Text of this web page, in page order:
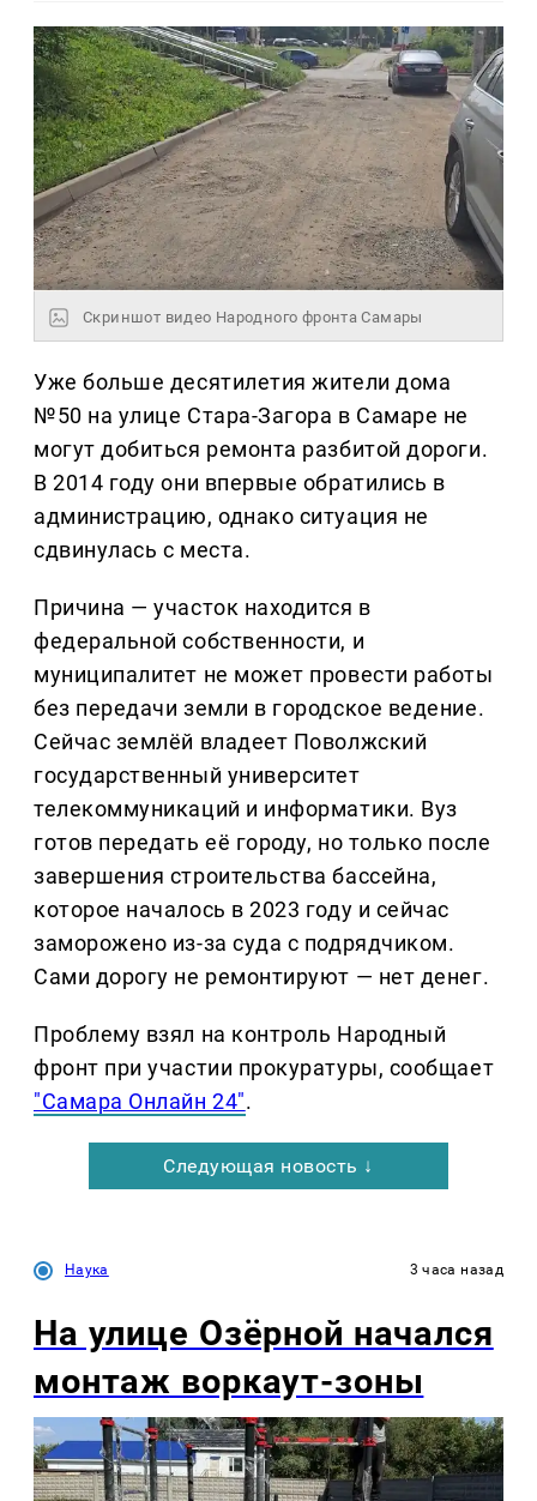
Скриншот видео Народного фронта Самары
Уже больше десятилетия жители дома
№50 на улице Стара-Загора в Самаре не
могут добиться ремонта разбитой дороги.
В 2014 году они впервые обратились в
администрацию, однако ситуация не
сдвинулась с места.
Причина — участок находится в
федеральной собственности, и
муниципалитет не может провести работы
без передачи земли в городское ведение.
Сейчас землёй владеет Поволжский
государственный университет
телекоммуникаций и информатики. Вуз
готов передать её городу, но только после
завершения строительства бассейна,
которое началось в 2023 году и сейчас
заморожено из-за суда с подрядчиком.
Сами дорогу не ремонтируют — нет денег.
Проблему взял на контроль Народный
фронт при участии прокуратуры, сообщает
"Самара Онлайн 24".
Следующая новость ↓
Наука 3 часа назад
На улице Озëрной начался
монтаж воркаут-зоны